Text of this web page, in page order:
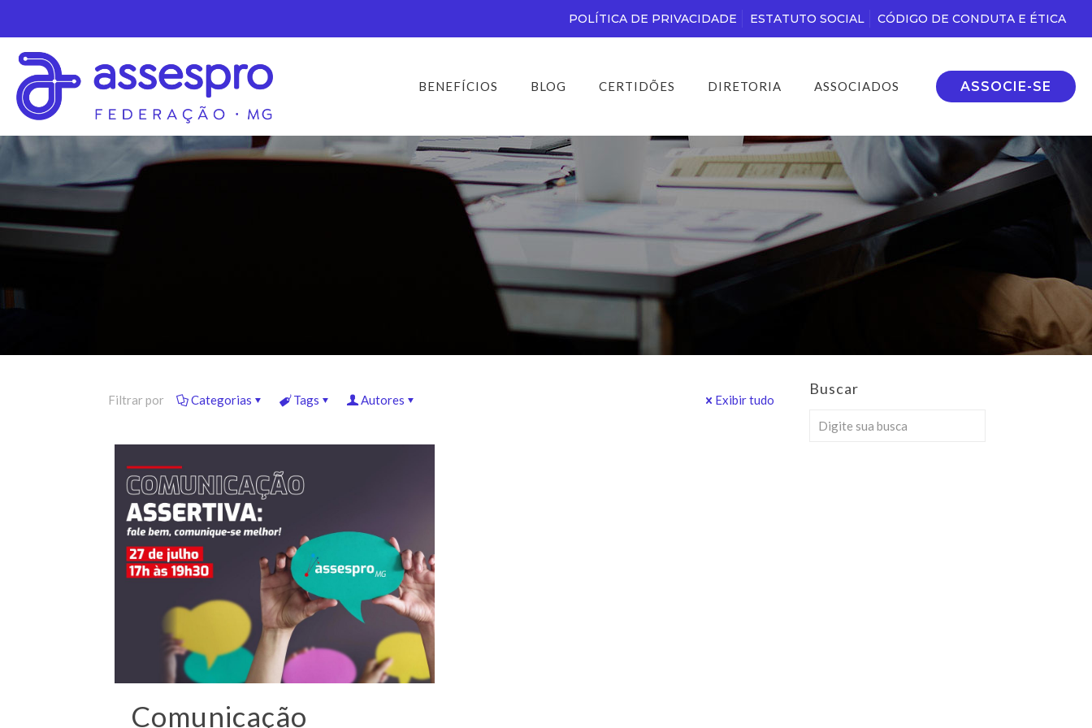
POLÍTICA DE PRIVACIDADE ESTATUTO SOCIAL CÓDIGO DE CONDUTA E ÉTICA
BENEFÍCIOS BLOG CERTIDÕES DIRETORIA ASSOCIADOS ASSOCIE-SE
Filtrar por Categorias Tags Autores Exibir tudo
Comunicação
Buscar